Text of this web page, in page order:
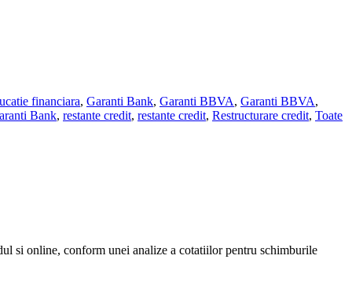
financiara, Garanti Bank, Garanti BBVA, Garanti BBVA,
Bank, restante credit, restante credit, Restructurare credit, Toate
si online, conform unei analize a cotatiilor pentru schimburile